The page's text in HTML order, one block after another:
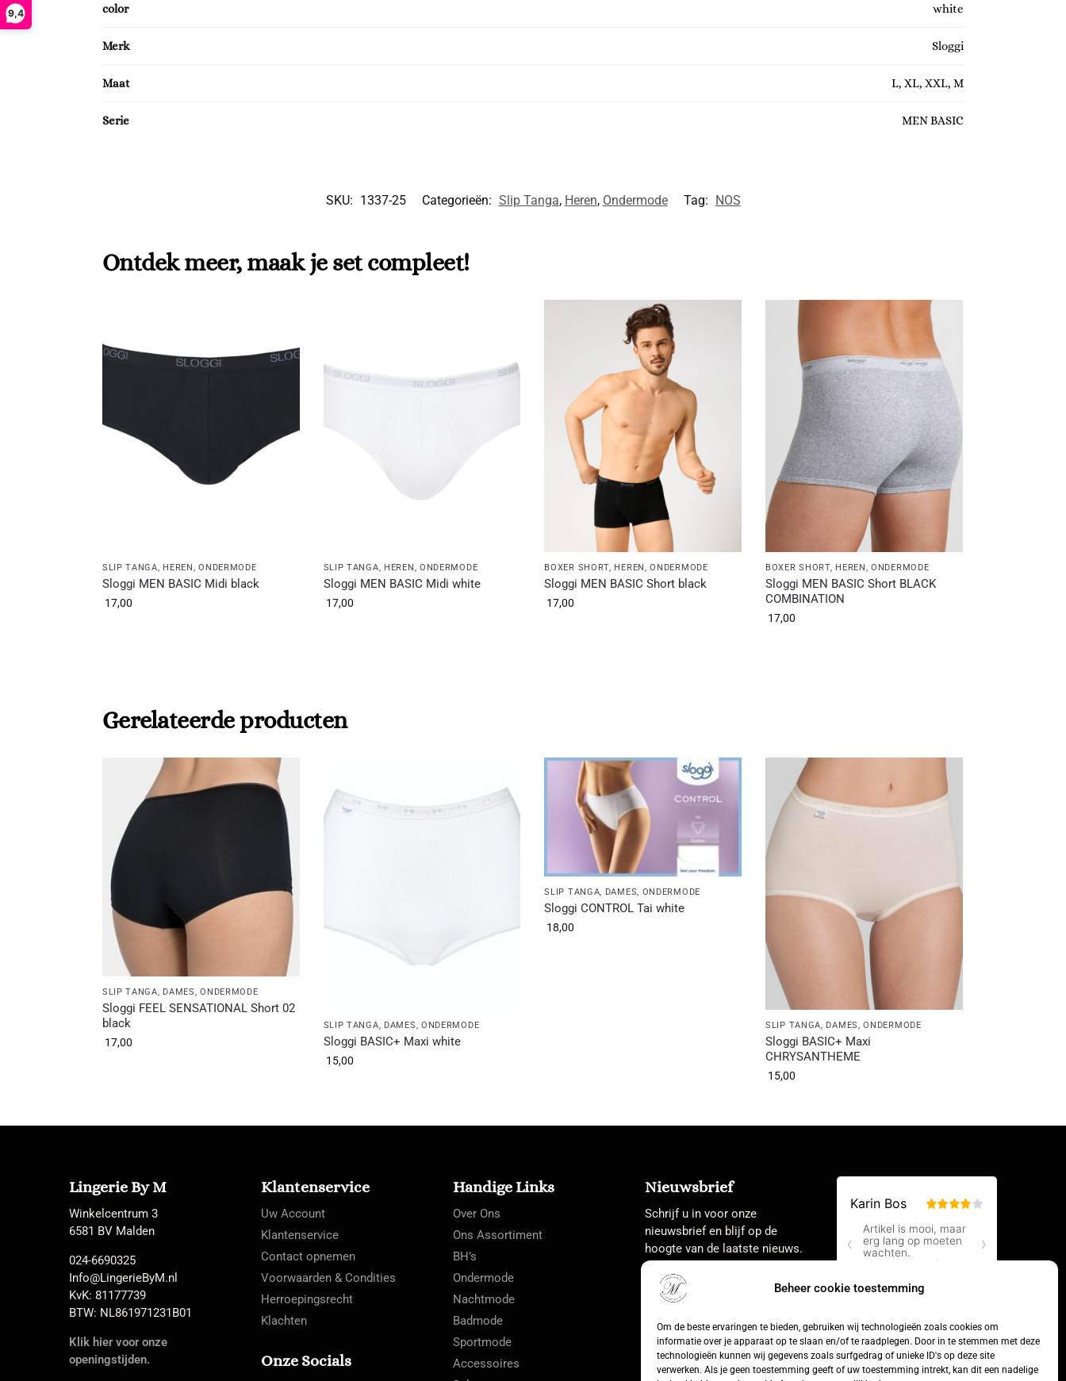
9,4
Beheer cookie toestemming
Om de beste ervaringen te bieden, gebruiken wij technologieën zoals cookies om
informatie over je apparaat op te slaan en/of te raadplegen. Door in te stemmen met deze
technologieën kunnen wij gegevens zoals surfgedrag of unieke ID's op deze site
verwerken. Als je geen toestemming geeft of uw toestemming intrekt, kan dit een nadelige
color white
Merk Sloggi
Maat L, XL, XXL, M
Serie MEN BASIC
SKU: 1337-25 Categorieën: Slip Tanga, Heren, Ondermode Tag: NOS
Ontdek meer, maak je set compleet!
SLIP TANGA, HEREN,ONDERMODE
Sloggi MEN BASIC Midi black
17,00
SLIP TANGA, HEREN, ONDERMODE
Sloggi MEN BASIC Midi white
17,00
BOXER SHORT, HEREN,ONDERMODE
Sloggi MEN BASIC Short black
17,00
BOXER SHORT, HEREN,ONDERMODE
Sloggi MEN BASIC Short BLACK
COMBINATION
17,00
Gerelateerde producten
SLIP TANGA, DAMES,ONDERMODE
Sloggi FEEL SENSATIONAL Short 02
black
17,00
SLIP TANGA, DAMES, ONDERMODE
Sloggi BASIC+ Maxi white
15,00
SLIP TANGA, DAMES, ONDERMODE
Sloggi CONTROL Tai white
18,00
SLIP TANGA, DAMES,ONDERMODE
Sloggi BASIC+ Maxi
CHRYSANTHEME
15,00
Lingerie By M
Winkelcentrum 3
6581 BV Malden
024-6690325
Info@LingerieByM.nl
KvK: 81177739
BTW: NL861971231B01
Klik hier voor onze
openingstijden.
Klantenservice
Uw Account
Klantenservice
Contact opnemen
Voorwaarden & Condities
Herroepingsrecht
Klachten
Onze Socials
Handige Links
Over Ons
Ons Assortiment
BH’s
Ondermode
Nachtmode
Badmode
Sportmode
Accessoires
Nieuwsbrief
Schrijf u in voor onze
nieuwsbrief en blijf op de
hoogte van de laatste nieuws.